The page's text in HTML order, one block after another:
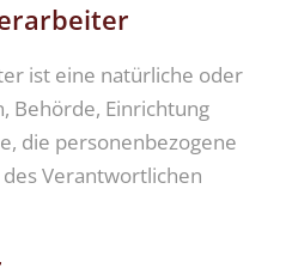
ist eine natürliche oder
Behörde, Einrichtung
die personenbezogene
Verantwortlichen